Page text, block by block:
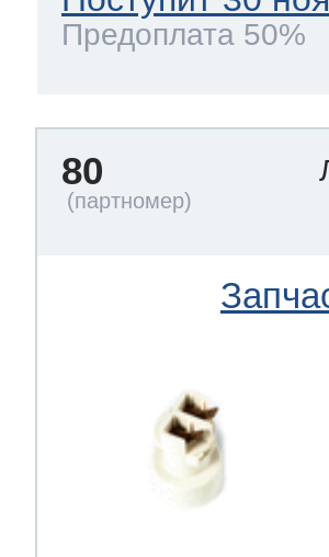
Предоплата 50%
80